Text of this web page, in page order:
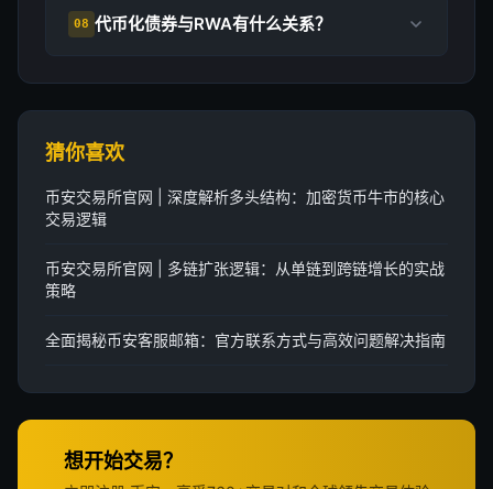
08 代币化债券与RWA有什么关系？
猜你喜欢
币安交易所官网 | 深度解析多头结构：加密货币牛市的核心
交易逻辑
币安交易所官网 | 多链扩张逻辑：从单链到跨链增长的实战
策略
全面揭秘币安客服邮箱：官方联系方式与高效问题解决指南
想开始交易？